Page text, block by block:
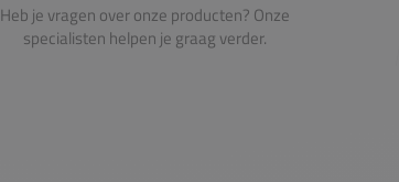
Heb je vragen over onze producten? Onze
specialisten helpen je graag verder.